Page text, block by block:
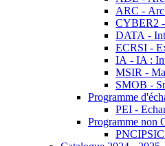
ARC -
CYBER2 -
DATA -
ECRSI -
IA - IA :
MSIR -
SMOB -
Programme
PEI -
Programme non